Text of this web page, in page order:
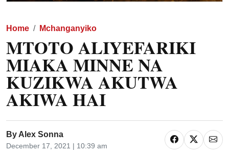
Home Mchanganyiko
MTOTO ALIYEFARIKI
MIAKA MINNE NA
KUZIKWA AKUTWA
AKIWA HAI
By Alex Sonna
December 17, 2021 | 10:39 am